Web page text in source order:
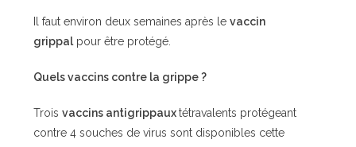
Il faut environ deux semaines après levaccin
grippalpour être protégé.
Quels vaccins contre la grippe ?
Troisvaccins antigrippauxtétravalents protégeant
contre 4 souches de virus sont disponibles cette